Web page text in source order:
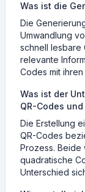
Was ist die
Die
Umwandlung
schnell lesbare
relevante
Codes mit
Was ist der
QR-Codes
Die Erstellung
QR-Codes
Prozess. Beide
quadratische
Unterschied